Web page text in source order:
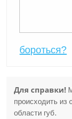
бороться?
Для справки!
происходить из
области губ.